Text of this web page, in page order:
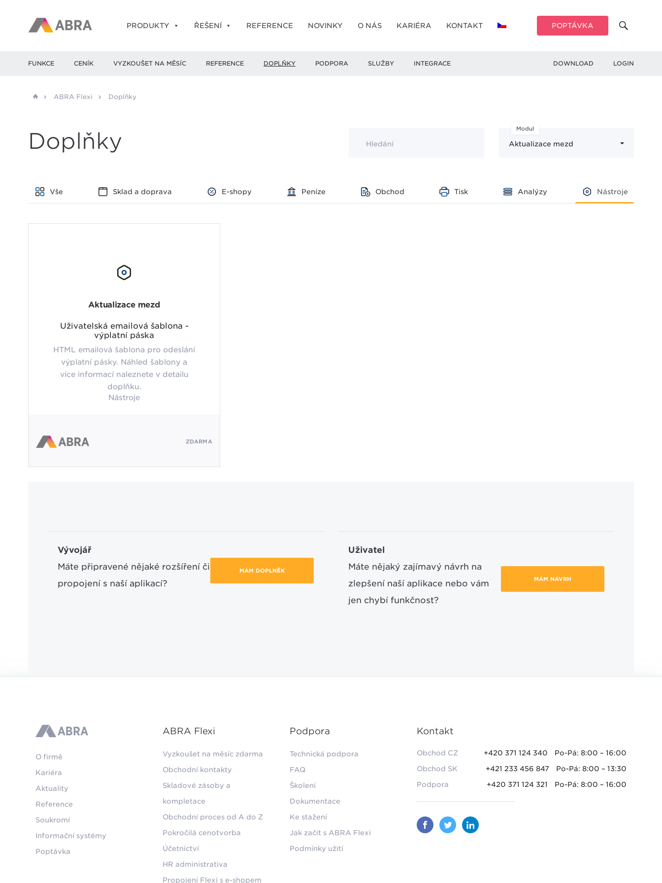
PRODUKTY ŘEŠENÍ REFERENCE NOVINKY O NÁS KARIÉRA KONTAKT POPTÁVKA
FUNKCE CENÍK VYZKOUŠET NA MĚSÍC REFERENCE DOPLŇKY PODPORA SLUŽBY INTEGRACE LOGIN
DOWNLOAD
ABRA Flexi Doplňky
Doplňky Hledání Aktualizace mezd
Modul
Vše Sklad a doprava E-shopy Peníze Obchod Tisk Analýzy Nástroje
Aktualizace mezd
Uživatelská emailová šablona -
výplatní páska
HTML emailová šablona pro odeslání
výplatní pásky. Náhled šablony a
více informací naleznete v detailu
doplňku.
Nástroje
ZDARMA
Vývojář
Máte připravené nějaké rozšíření či
propojení s naší aplikací?
MÁM DOPLNĚK
Uživatel
Máte nějaký zajímavý návrh na
zlepšení naší aplikace nebo vám
jen chybí funkčnost?
MÁM NÁVRH
ABRA
O firmě
Kariéra
Aktuality
Reference
Soukromí
Informační systémy
Poptávka
ABRA Flexi
Vyzkoušet na měsíc zdarma
Obchodní kontakty
Skladové zásoby a
kompletace
Obchodní proces od A do Z
Pokročilá cenotvorba
Účetnictví
HR administrativa
Propojení Flexi s e-shopem
Podpora
Technická podpora
FAQ
Školení
Dokumentace
Ke stažení
Jak začít s ABRA Flexi
Podmínky užití
Kontakt
Obchod CZ +420 371 124 340
Po-Pá: 8:00 – 16:00
Obchod SK
+421 233 456 847
Po-Pá: 8:00 – 13:30
Podpora
+420 371 124 321 Po-Pá: 8:00 – 16:00